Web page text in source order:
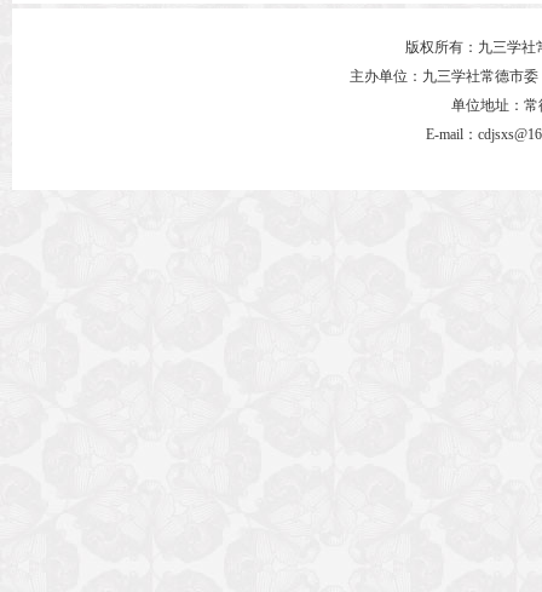
[ 2024-11-20 ]
版权所有：九三学
主办单位：九三学社常德市
单位地址：
E-mail：